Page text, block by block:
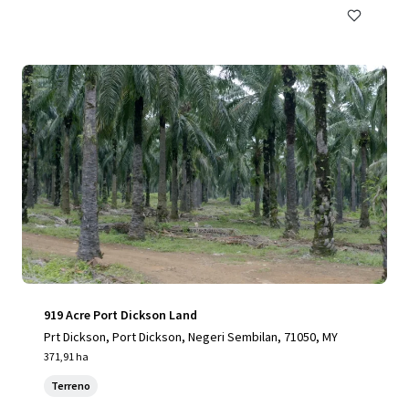
919 Acre Port Dickson Land
Prt Dickson, Port Dickson, Negeri Sembilan, 71050, MY
371,91 ha
Terreno